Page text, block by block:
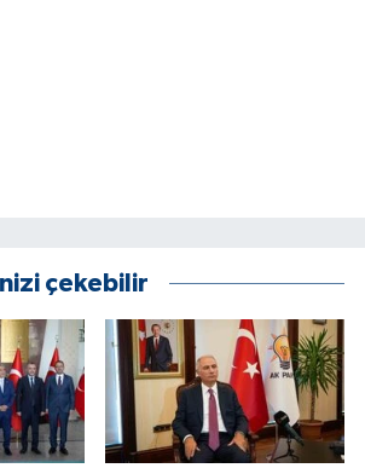
çekebilir